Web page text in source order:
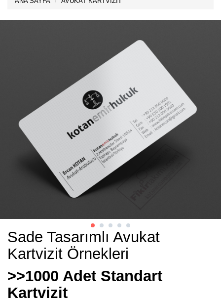
Sade Tasarımlı Avukat
Kartvizit Örnekleri
>>1000 Adet Standart
Kartvizit